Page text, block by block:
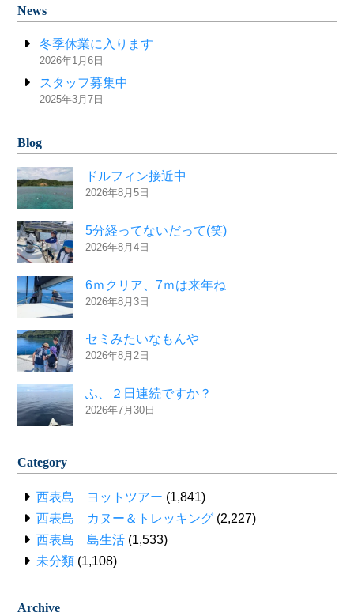
News
冬季休業に入ります
2026年1月6日
スタッフ募集中
2025年3月7日
Blog
ドルフィン接近中
2026年8月5日
5分経ってないだって(笑)
2026年8月4日
6ｍクリア、7ｍは来年ね
2026年8月3日
セミみたいなもんや
2026年8月2日
ふ、２日連続ですか？
2026年7月30日
Category
西表島 ヨットツアー (1,841)
西表島 カヌー＆トレッキング (2,227)
西表島 島生活 (1,533)
未分類 (1,108)
Archive